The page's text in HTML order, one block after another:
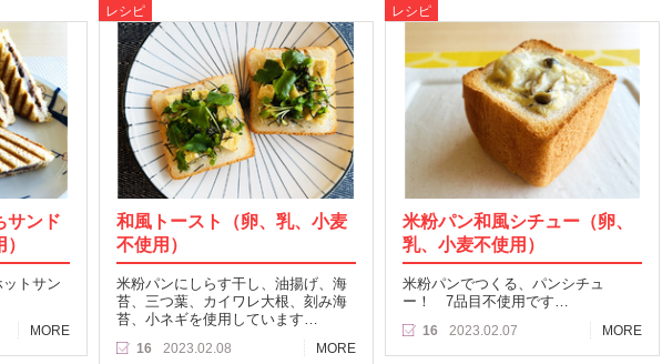
サンド
トサン
MORE
レシピ
和風トースト（卵、乳、小麦
不使用）
米粉パンにしらす干し、油揚げ、海
苔、三つ葉、カイワレ大根、刻み海
苔、小ネギを使用しています…
16 2023.02.08 MORE
レシピ
米粉パン和風シチュー（卵、
乳、小麦不使用）
米粉パンでつくる、パンシチュ
ー！ 7品目不使用です…
16 2023.02.07 MORE